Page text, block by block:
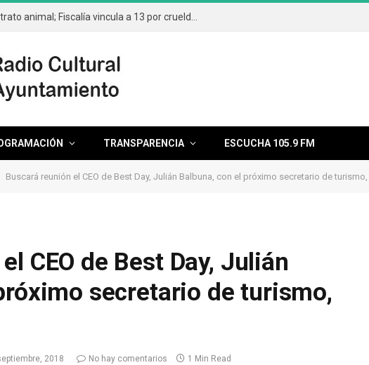
TRANSPARENCIA ESCUCHA 105.9 FM
Buscará reunión el CEO de Best Day, Julián Balbuna, con el próximo secretario de
CEO de Best Day, Julián
secretario de turismo,
2018 No hay comentarios 1 Min Read